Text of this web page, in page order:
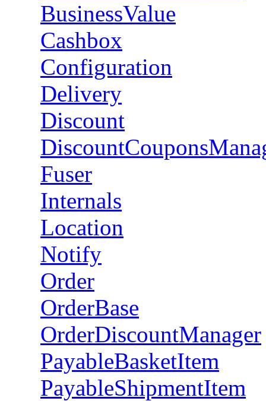
BusinessValue
Cashbox
Configuration
Delivery
Discount
Fuser
Internals
Location
Notify
Order
OrderBase
OrderDiscountManager
PayableBasketItem
PayableShipmentItem